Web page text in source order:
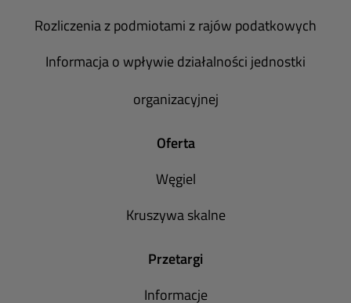
Rozliczenia z podmiotami z rajów podatkowych
Informacja o wpływie działalności jednostki
organizacyjnej
Oferta
Węgiel
Kruszywa skalne
Przetargi
Informacje